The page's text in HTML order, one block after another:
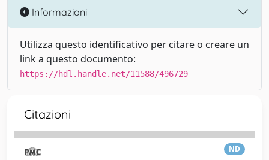
Informazioni
Utilizza questo identificativo per citare o creare un
link a questo documento:
https://hdl.handle.net/11588/496729
Citazioni
ND